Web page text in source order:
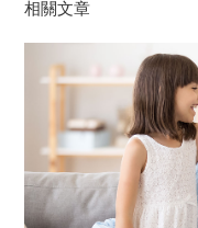
相關文章